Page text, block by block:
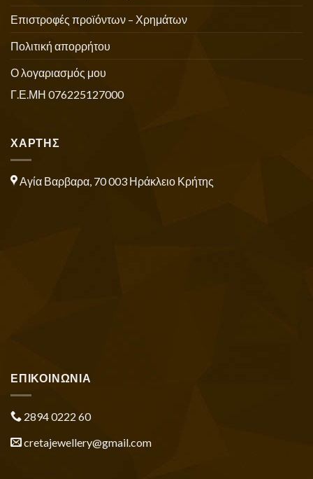
Επιστροφές προϊόντων – Χρημάτων
Πολιτική απορρήτου
Ο λογαριασμός μου
Γ.Ε.ΜΗ 076225127000
ΧΑΡΤΗΣ
Αγία Βαρβαρα, 70 003 Ηράκλειο Κρήτης
ΕΠΙΚΟΙΝΩΝΙΑ
2894 0222 60
cretajewellery@gmail.com